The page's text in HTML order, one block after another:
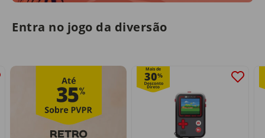
Entra no jogo da diversão
Mais de
30%